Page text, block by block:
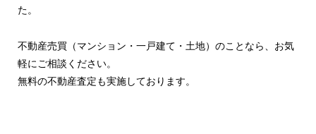
た。
不動産売買（マンション・一戸建て・土地）のことなら、お気
軽にご相談ください。
無料の不動産査定も実施しております。